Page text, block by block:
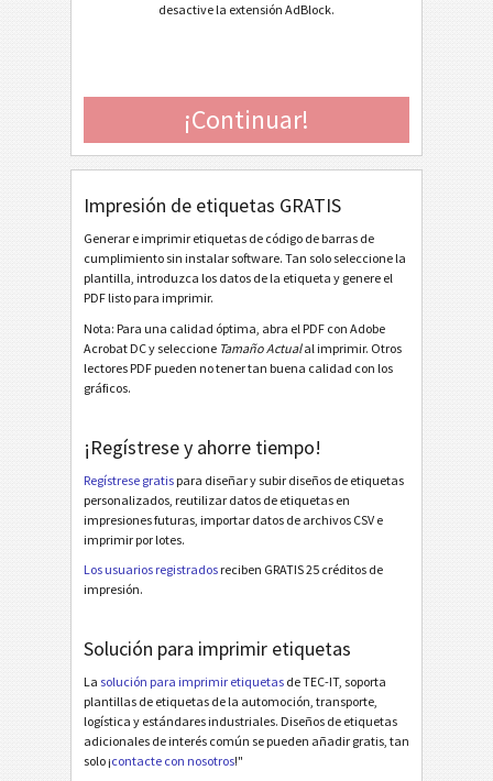
B BOSCH
MAT Etiquetas MAT
LTO Etiquetas LTO
I Etiquetas para inventario
Avery Zweckform 3666 (38x21) - 2 Texts - 1 Barcode
Avery Zweckform 6121 (38x21) - 3 Texts - 1 Barcode
Avery Zweckform J4720 (45x21) - 2 Texts - 1 Barcode
Thermal Transfer 38x13 - 2 Texts - 1 QR-Code
Thermal Transfer 38x13 - 3 Texts - 1 Code 128
desactive la extensión AdBlock.
¡Continuar!
Impresión de etiquetas GRATIS
Generar e imprimir etiquetas de código de barras de
cumplimiento sin instalar software. Tan solo seleccione la
plantilla, introduzca los datos de la etiqueta y genere el
PDF listo para imprimir.
Nota: Para una calidad óptima, abra el PDF con Adobe
Acrobat DC y seleccione Tamaño Actualal imprimir. Otros
lectores PDF pueden no tener tan buena calidad con los
gráficos.
¡Regístrese y ahorre tiempo!
Regístrese gratis para diseñar y subir diseños de etiquetas
personalizados, reutilizar datos de etiquetas en
impresiones futuras, importar datos de archivos CSV e
imprimir por lotes.
Los usuarios registrados reciben GRATIS 25 créditos de
impresión.
Solución para imprimir etiquetas
La solución para imprimir etiquetas de TEC-IT, soporta
plantillas de etiquetas de la automoción, transporte,
logística y estándares industriales. Diseños de etiquetas
adicionales de interés común se pueden añadir gratis, tan
solo ¡contacte con nosotros!"